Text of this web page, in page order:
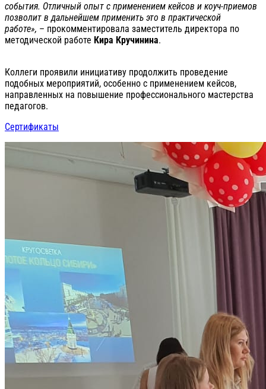
события. Отличный опыт с применением кейсов и коуч-приемов
позволит в дальнейшем применить это в практической
работе», – прокомментировала заместитель директора по
методической работе Кира Кручинина.
Коллеги проявили инициативу продолжить проведение
подобных мероприятий, особенно с применением кейсов,
направленных на повышение профессионального мастерства
педагогов.
Сертификаты